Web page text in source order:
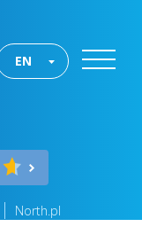
EN
North.pl